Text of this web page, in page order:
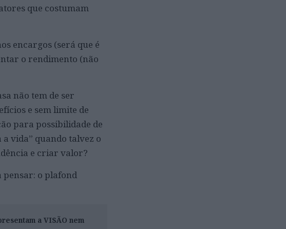
que costumam
encargos (será que é
o rendimento (não
não tem de ser
e sem limite de
para possibilidade de
vida” quando talvez o
e criar valor?
pensar: o plafond
a VISÃO nem